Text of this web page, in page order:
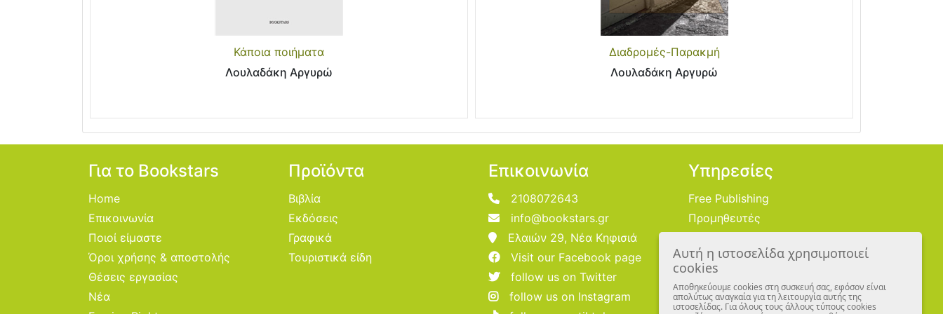
Κάποια ποιήματα
Λουλαδάκη Αργυρώ
Διαδρομές-Παρακμή
Λουλαδάκη Αργυρώ
Για το Bookstars
Home
Επικοινωνία
Ποιοί είμαστε
Όροι χρήσης & αποστολής
Θέσεις εργασίας
Νέα
Προϊόντα
Βιβλία
Εκδόσεις
Γραφικά
Τουριστικά είδη
Επικοινωνία
2108072643
info@bookstars.gr
Ελαιών 29, Νέα Κηφισιά
Visit our Facebook page
follow us on Twitter
follow us on Instagram
Υπηρεσίες
Free Publishing
Προμηθευτές
Εικονογράφοι
Αυτή η ιστοσελίδα χρησιμοποιεί
cookies
Αποθηκεύουμε cookies στη συσκευή σας, εφόσον είναι
απολύτως αναγκαία για τη λειτουργία αυτής της
ιστοσελίδας. Για όλους τους άλλους τύπους cookies